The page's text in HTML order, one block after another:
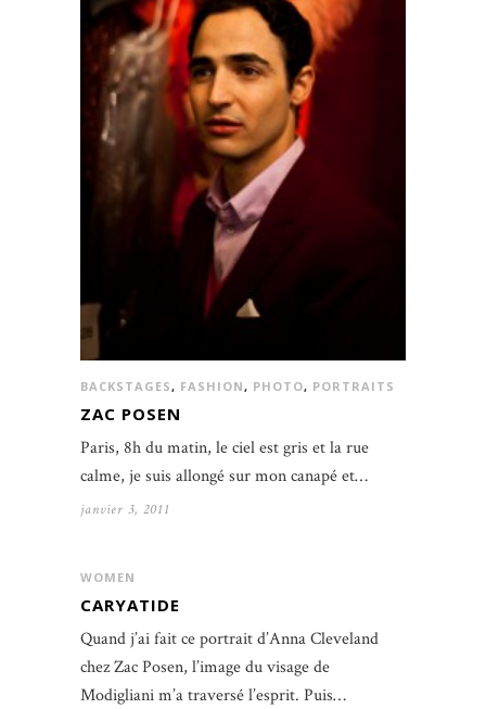
BACKSTAGES, FASHION, PHOTO, PORTRAITS
ZAC POSEN
Paris, 8h du matin, le ciel est gris et la rue
calme, je suis allongé sur mon canapé et…
janvier 3, 2011
WOMEN
CARYATIDE
Quand j’ai fait ce portrait d’Anna Cleveland
chez Zac Posen, l’image du visage de
Modigliani m’a traversé l’esprit. Puis…